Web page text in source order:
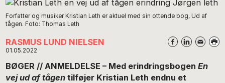
Forfatter og musiker Kristian Leth er aktuel med sin ottende bog, Ud af
tågen. Foto: Thomas Leth
RASMUS LUND NIELSEN
01.05.2022
BØGER // ANMELDELSE – Med erindringsbogenEn
vej ud af tågen tilføjer Kristian Leth endnu et